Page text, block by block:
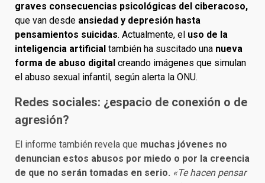
graves consecuencias psicológicas del ciberacoso,
que van desde ansiedad y depresión hasta
pensamientos suicidas. Actualmente, el uso de la
inteligencia artificial también ha suscitado una nueva
forma de abuso digital creando imágenes que simulan
el abuso sexual infantil, según alerta la ONU.
Redes sociales: ¿espacio de conexión o de
agresión?
El informe también revela que muchas jóvenes no
denuncian estos abusos por miedo o por la creencia
de que no serán tomadas en serio. «Te hacen pensar